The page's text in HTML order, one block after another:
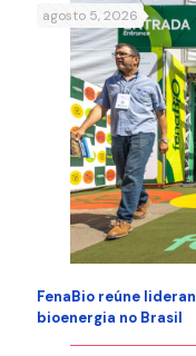
agosto 5, 2026
FenaBio reúne
bioenergia no Brasil